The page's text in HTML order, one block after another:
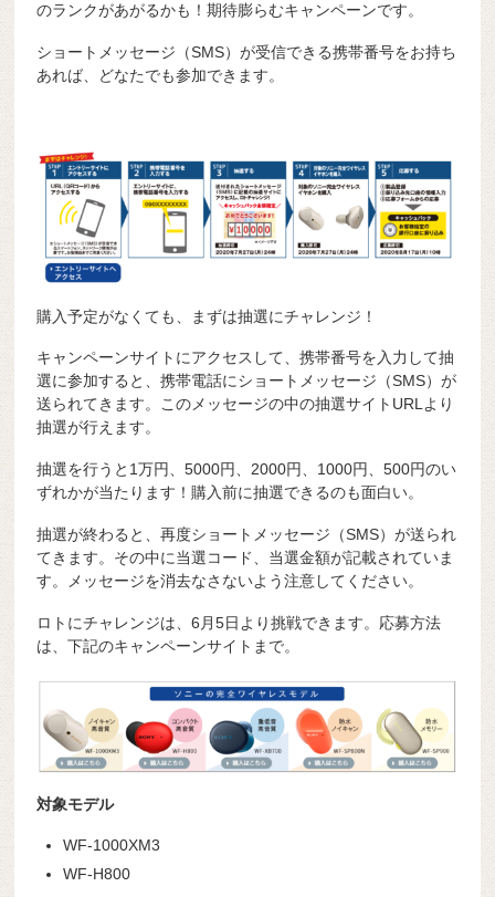
のランクがあがるかも！期待膨らむキャンペーンです。
ショートメッセージ（SMS）が受信できる携帯番号をお持ち
あれば、どなたでも参加できます。
購入予定がなくても、まずは抽選にチャレンジ！
キャンペーンサイトにアクセスして、携帯番号を入力して抽
選に参加すると、携帯電話にショートメッセージ（SMS）が
送られてきます。このメッセージの中の抽選サイトURLより
抽選が行えます。
抽選を行うと1万円、5000円、2000円、1000円、500円のい
ずれかが当たります！購入前に抽選できるのも面白い。
抽選が終わると、再度ショートメッセージ（SMS）が送られ
てきます。その中に当選コード、当選金額が記載されていま
す。メッセージを消去なさないよう注意してください。
ロトにチャレンジは、6月5日より挑戦できます。応募方法
は、下記のキャンペーンサイトまで。
対象モデル
WF-1000XM3
WF-H800